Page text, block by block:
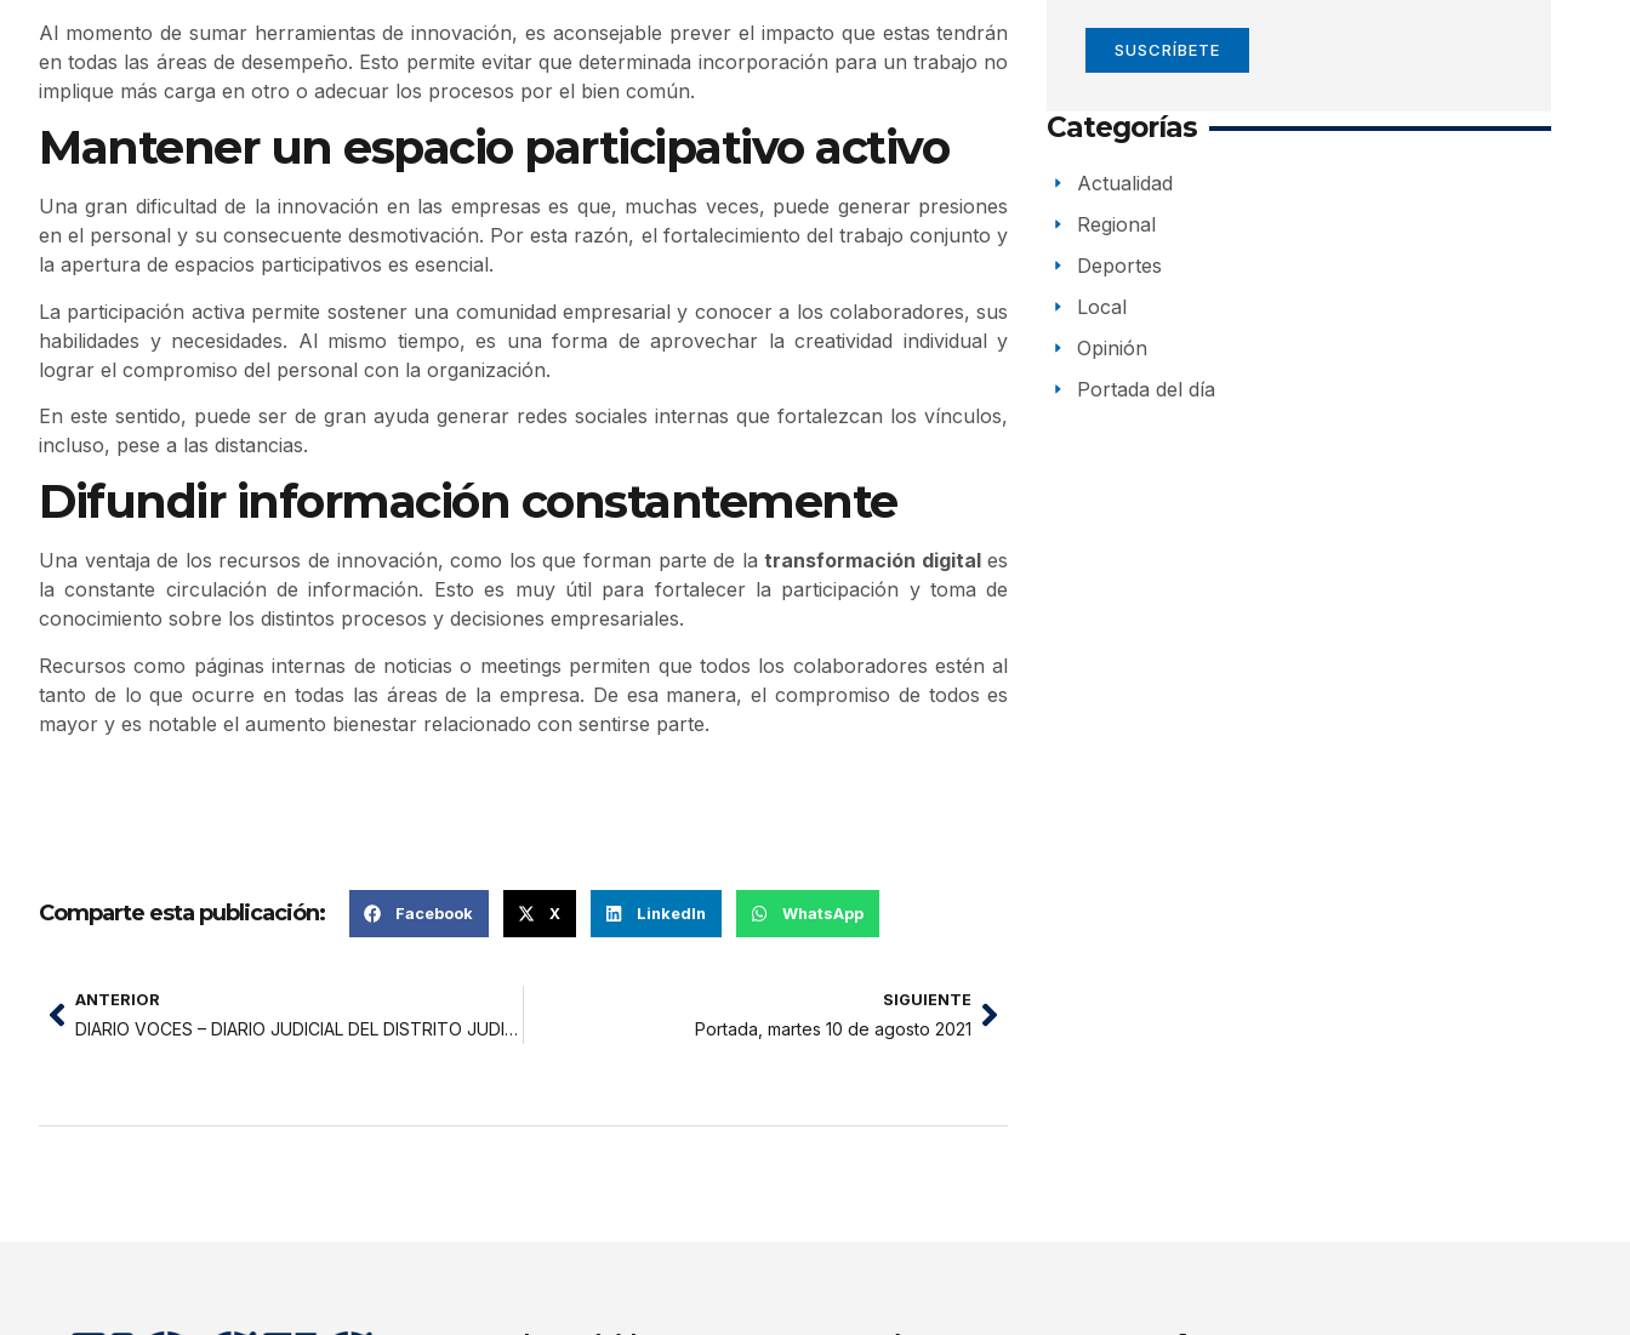
Al momento de sumar herramientas de innovación, es aconsejable prever el impacto que estas tendrán
en todas las áreas de desempeño. Esto permite evitar que determinada incorporación para un trabajo no
implique más carga en otro o adecuar los procesos por el bien común.
Mantener un espacio participativo activo
Una gran dificultad de la innovación en las empresas es que, muchas veces, puede generar presiones
en el personal y su consecuente desmotivación. Por esta razón, el fortalecimiento del trabajo conjunto y
la apertura de espacios participativos es esencial.
La participación activa permite sostener una comunidad empresarial y conocer a los colaboradores, sus
habilidades y necesidades. Al mismo tiempo, es una forma de aprovechar la creatividad individual y
lograr el compromiso del personal con la organización.
En este sentido, puede ser de gran ayuda generar redes sociales internas que fortalezcan los vínculos,
incluso, pese a las distancias.
Difundir información constantemente
Una ventaja de los recursos de innovación, como los que forman parte de latransformación digitales
la constante circulación de información. Esto es muy útil para fortalecer la participación y toma de
conocimiento sobre los distintos procesos y decisiones empresariales.
Recursos como páginas internas de noticias o meetings permiten que todos los colaboradores estén al
tanto de lo que ocurre en todas las áreas de la empresa. De esa manera, el compromiso de todos es
mayor y es notable el aumento bienestar relacionado con sentirse parte.
Comparte esta publicación: Facebook X LinkedIn WhatsApp
ANTERIOR
DIARIO VOCES – DIARIO JUDICIAL DEL DISTRITO JUDICIAL DE SAN MARTIN 07-08-21
SIGUIENTE
Portada, martes 10 de agosto 2021
SUSCRÍBETE
Categorías
Actualidad
Regional
Deportes
Local
Opinión
Portada del día